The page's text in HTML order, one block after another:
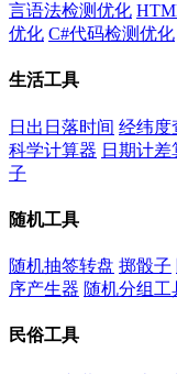
言语法检测优化
优化 C#代码检测优化
生活工具
日出日落时间 经纬度
科学计算器 日期计差
子
随机工具
随机抽签转盘 掷骰子
序产生器 随机分组工
民俗工具